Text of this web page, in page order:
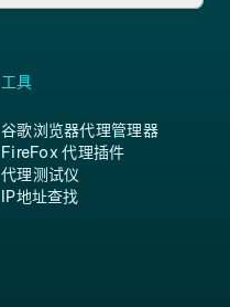
工具
谷歌浏览器代理管理器
FireFox 代理插件
代理测试仪
IP地址查找